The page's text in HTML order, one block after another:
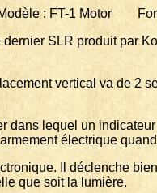
FT-1 Motor
SLR produit par
vertical va de 2
dans lequel un
électrique
Il déclenche
que soit la lumière.